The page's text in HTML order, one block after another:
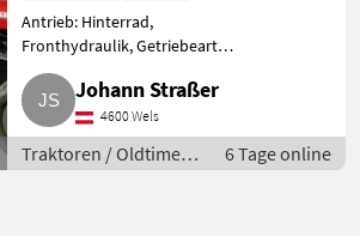
Antrieb: Hinterrad,
Fronthydraulik, Getriebeart
Landmaschine:
Lastschaltgetriebe,
Höchstgeschwindigkeit in km/h:
30 km/h, Plattform: ohne
Kabine, Fahrzeugpapiere
Johann Straßer
4600 Wels
Traktoren / Oldtimer
Traktoren
6 Tage online